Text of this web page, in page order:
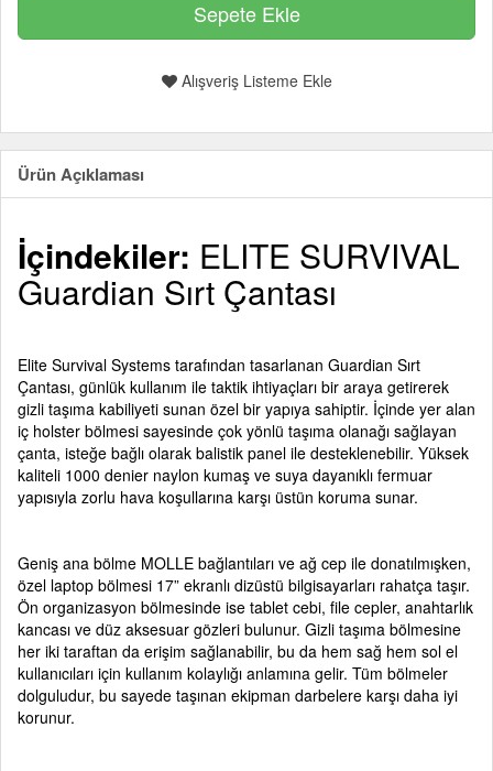
Alışveriş Listeme Ekle
Ürün Açıklaması
İçindekiler: ELITE SURVIVAL
Guardian Sırt Çantası
Elite Survival Systems tarafından tasarlanan Guardian Sırt
Çantası, günlük kullanım ile taktik ihtiyaçları bir araya getirerek
gizli taşıma kabiliyeti sunan özel bir yapıya sahiptir. İçinde yer alan
iç holster bölmesi sayesinde çok yönlü taşıma olanağı sağlayan
çanta, isteğe bağlı olarak balistik panel ile desteklenebilir. Yüksek
kaliteli 1000 denier naylon kumaş ve suya dayanıklı fermuar
yapısıyla zorlu hava koşullarına karşı üstün koruma sunar.
Geniş ana bölme MOLLE bağlantıları ve ağ cep ile donatılmışken,
özel laptop bölmesi 17” ekranlı dizüstü bilgisayarları rahatça taşır.
Ön organizasyon bölmesinde ise tablet cebi, file cepler, anahtarlık
kancası ve düz aksesuar gözleri bulunur. Gizli taşıma bölmesine
her iki taraftan da erişim sağlanabilir, bu da hem sağ hem sol el
kullanıcıları için kullanım kolaylığı anlamına gelir. Tüm bölmeler
dolguludur, bu sayede taşınan ekipman darbelere karşı daha iyi
korunur.